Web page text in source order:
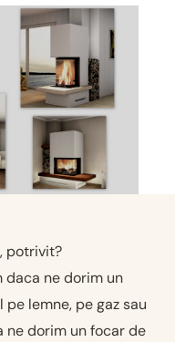
potrivit?
ne dorim un
lemne, pe gaz sau
ne dorim un focar de